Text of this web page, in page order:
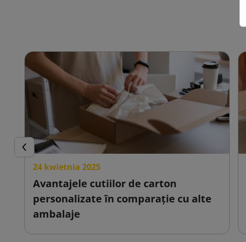
Inapoi
24 kwietnia 2025
Avantajele cutiilor de carton
personalizate în comparație cu alte
ambalaje